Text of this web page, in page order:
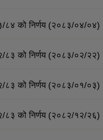
८४ को निर्णय (२०८३/०४/०४)
८३ को निर्णय (२०८३/०२/२२)
८३ को निर्णय (२०८३/०१/०३)
८३ को निर्णय (२०८२/१२/२६)